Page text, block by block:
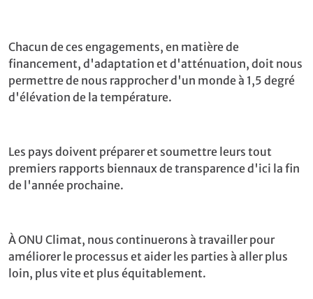
Chacun de ces engagements, en matière de
financement, d'adaptation et d'atténuation, doit nous
permettre de nous rapprocher d'un monde à 1,5 degré
d'élévation de la température.
Les pays doivent préparer et soumettre leurs tout
premiers rapports biennaux de transparence d'ici la fin
de l'année prochaine.
À ONU Climat, nous continuerons à travailler pour
améliorer le processus et aider les parties à aller plus
loin, plus vite et plus équitablement.